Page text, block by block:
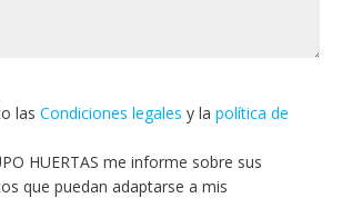
las Condiciones legales y la política de
HUERTAS me informe sobre sus
que puedan adaptarse a mis